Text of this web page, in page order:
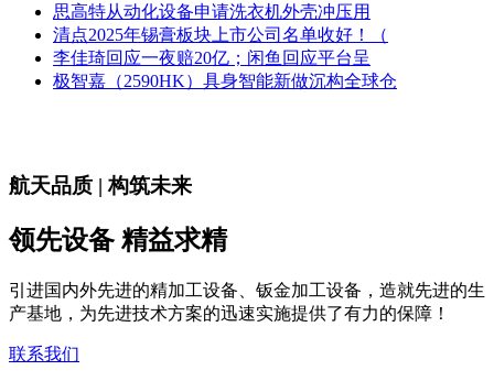
思高特从动化设备申请洗衣机外壳冲压用
清点2025年锡膏板块上市公司名单收好！（
李佳琦回应一夜赔20亿；闲鱼回应平台呈
极智嘉（2590HK）具身智能新做沉构全球仓
航天品质 | 构筑未来
领先设备 精益求精
引进国内外先进的精加工设备、钣金加工设备，造就先进的生
产基地，为先进技术方案的迅速实施提供了有力的保障！
联系我们